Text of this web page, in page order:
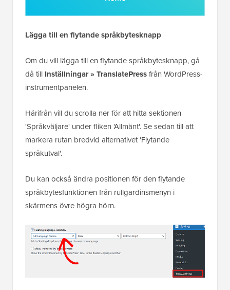
Lägga till en flytande språkbytesknapp
Om du vill lägga till en flytande språkbytesknapp, gå
då till Inställningar » TranslatePressfrån WordPress-
instrumentpanelen.
Härifrån vill du scrolla ner för att hitta sektionen
'Språkväljare' under fliken 'Allmänt'. Se sedan till att
markera rutan bredvid alternativet 'Flytande
språkutval'.
Du kan också ändra positionen för den flytande
språkbytesfunktionen från rullgardinsmenyn i
skärmens övre högra hörn.